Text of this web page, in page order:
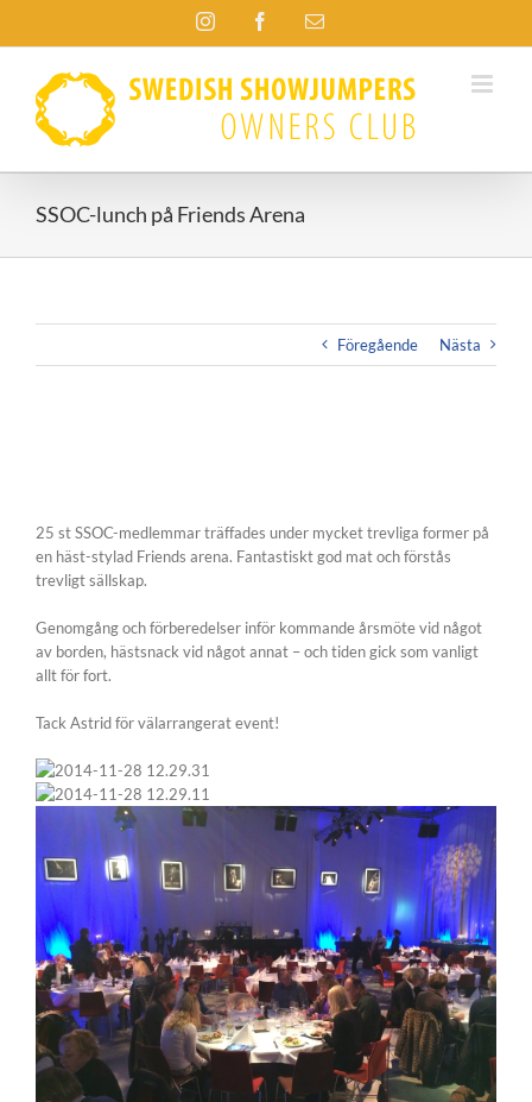
InstagramFacebook
E-
SSOC-lunch på Friends Arena
Föregående Nästa
25 st SSOC-medlemmar träffades under mycket trevliga former på
en häst-stylad Friends arena. Fantastiskt god mat och förstås
trevligt sällskap.
Genomgång och förberedelser inför kommande årsmöte vid något
av borden, hästsnack vid något annat – och tiden gick som vanligt
allt för fort.
Tack Astrid för välarrangerat event!